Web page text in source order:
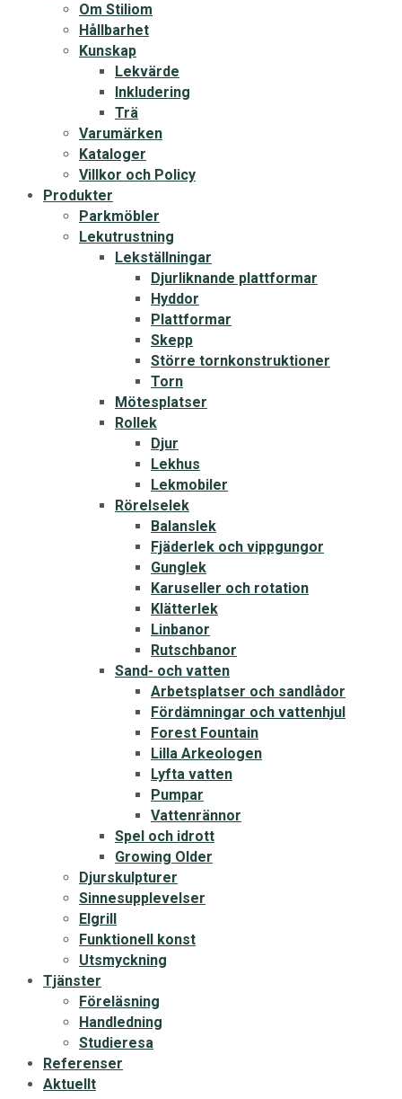
Om Stiliom
Hållbarhet
Kunskap
Lekvärde
Inkludering
Trä
Varumärken
Kataloger
Villkor och Policy
Produkter
Parkmöbler
Lekutrustning
Lekställningar
Djurliknande plattformar
Hyddor
Plattformar
Skepp
Större tornkonstruktioner
Torn
Mötesplatser
Rollek
Djur
Lekhus
Lekmobiler
Rörelselek
Balanslek
Fjäderlek och vippgungor
Gunglek
Karuseller och rotation
Klätterlek
Linbanor
Rutschbanor
Sand- och vatten
Arbetsplatser och sandlådor
Fördämningar och vattenhjul
Forest Fountain
Lilla Arkeologen
Lyfta vatten
Pumpar
Vattenrännor
Spel och idrott
Growing Older
Djurskulpturer
Sinnesupplevelser
Elgrill
Funktionell konst
Utsmyckning
Tjänster
Föreläsning
Handledning
Studieresa
Referenser
Aktuellt